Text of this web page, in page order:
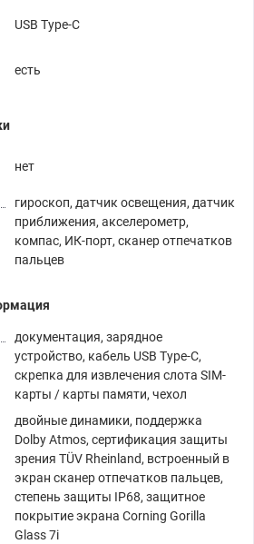
USB Type-C
есть
нет
гироскоп, датчик освещения, датчик
приближения, акселерометр,
компас, ИК-порт, сканер отпечатков
пальцев
документация, зарядное
устройство, кабель USB Type-C,
скрепка для извлечения слота SIM-
карты / карты памяти, чехол
двойные динамики, поддержка
Dolby Atmos, сертификация защиты
зрения TÜV Rheinland, встроенный в
экран сканер отпечатков пальцев,
степень защиты IP68, защитное
покрытие экрана Corning Gorilla
Glass 7i